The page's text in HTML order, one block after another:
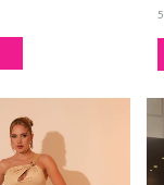
5